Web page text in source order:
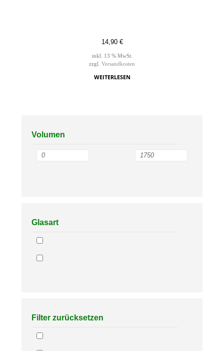
14,90 €
inkl. 13 % MwSt.
zzgl. Versandkosten
WEITERLESEN
Volumen
Glasart
Filter zurücksetzen